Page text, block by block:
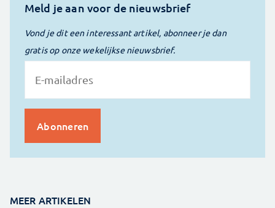
Meld je aan voor de nieuwsbrief
Vond je dit een interessant artikel, abonneer je dan
gratis op onze wekelijkse nieuwsbrief.
MEER ARTIKELEN